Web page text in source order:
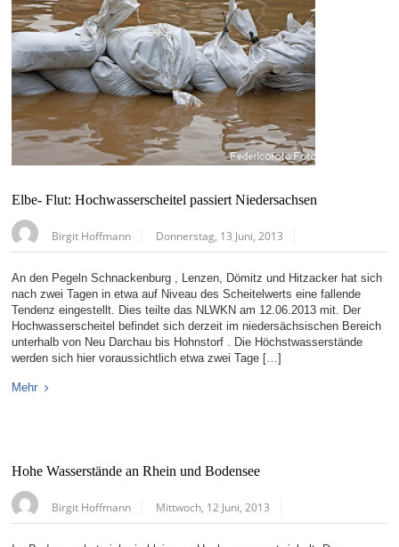
Elbe- Flut: Hochwasserscheitel passiert Niedersachsen
Birgit Hoffmann Donnerstag, 13 Juni, 2013
An den Pegeln Schnackenburg , Lenzen, Dömitz und Hitzacker hat sich
nach zwei Tagen in etwa auf Niveau des Scheitelwerts eine fallende
Tendenz eingestellt. Dies teilte das NLWKN am 12.06.2013 mit. Der
Hochwasserscheitel befindet sich derzeit im niedersächsischen Bereich
unterhalb von Neu Darchau bis Hohnstorf . Die Höchstwasserstände
werden sich hier voraussichtlich etwa zwei Tage […]
Mehr
Hohe Wasserstände an Rhein und Bodensee
Birgit Hoffmann Mittwoch, 12 Juni, 2013